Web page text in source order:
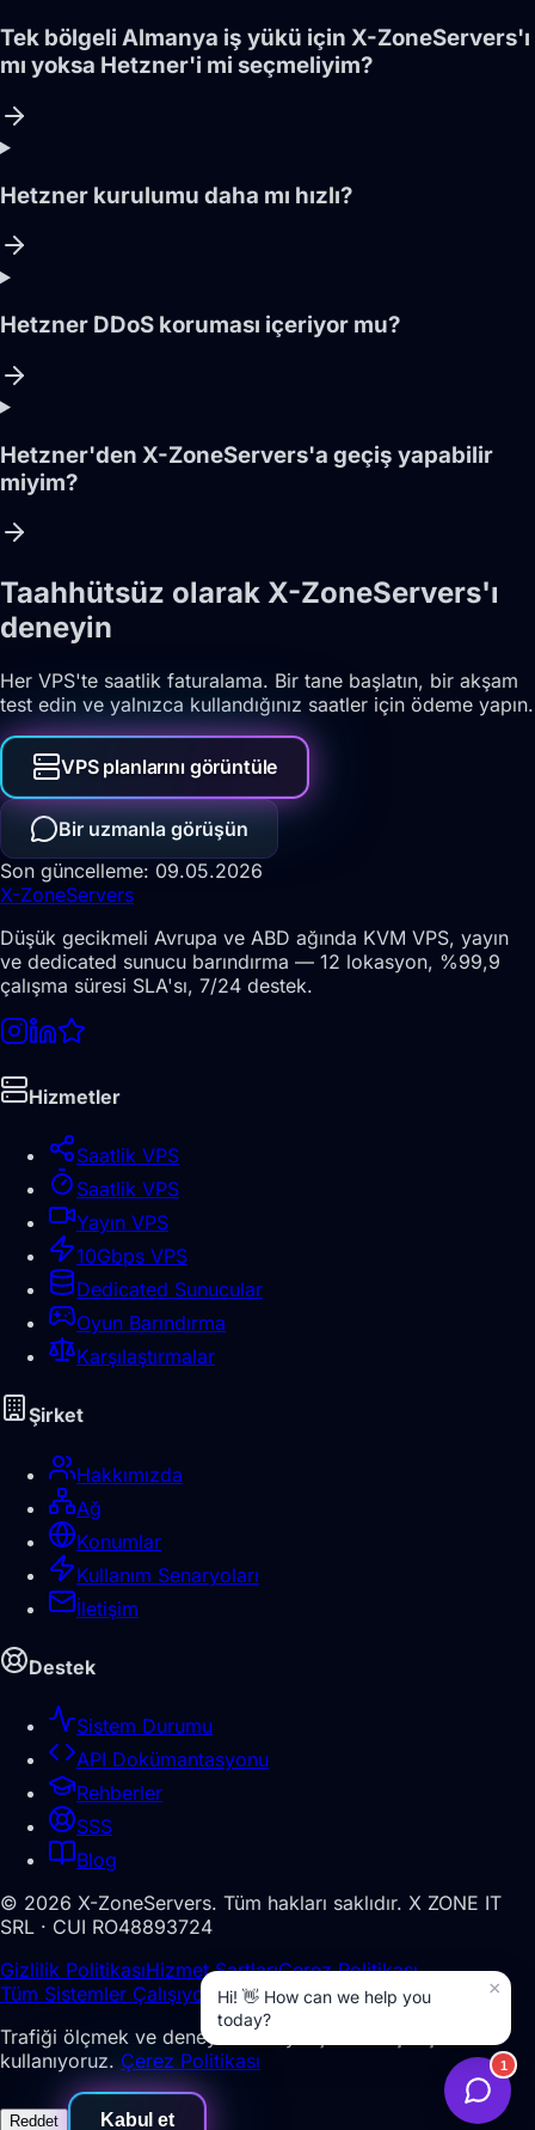
Tek bölgeli Almanya iş yükü için X-ZoneServers'ı
mı yoksa Hetzner'i mi seçmeliyim?
Hetzner kurulumu daha mı hızlı?
Hetzner DDoS koruması içeriyor mu?
Hetzner'den X-ZoneServers'a geçiş yapabilir
miyim?
Taahhütsüz olarak X-ZoneServers'ı
deneyin
Her VPS'te saatlik faturalama. Bir tane başlatın, bir akşam
test edin ve yalnızca kullandığınız saatler için ödeme yapın.
VPS planlarını görüntüle
Bir uzmanla görüşün
Son güncelleme: 09.05.2026
X-ZoneServers
Düşük gecikmeli Avrupa ve ABD ağında KVM VPS, yayın
ve dedicated sunucu barındırma — 12 lokasyon, %99,9
çalışma süresi SLA'sı, 7/24 destek.
Hizmetler
Saatlik VPS
Saatlik VPS
Yayın VPS
10Gbps VPS
Dedicated Sunucular
Oyun Barındırma
Karşılaştırmalar
Şirket
Hakkımızda
Ağ
Konumlar
Kullanım Senaryoları
İletişim
Destek
Sistem Durumu
API Dokümantasyonu
Rehberler
SSS
Blog
© 2026 X-ZoneServers. Tüm hakları saklıdır. X ZONE IT
SRL · CUI RO48893724
Gizlilik PolitikasıHizmet ŞartlarıÇerez Politikası
Tüm Sistemler Çalışıyor
Trafiği ölçmek ve deneyiminizi iyileştirmek için çerezler
kullanıyoruz. Çerez Politikası
Reddet Kabul et